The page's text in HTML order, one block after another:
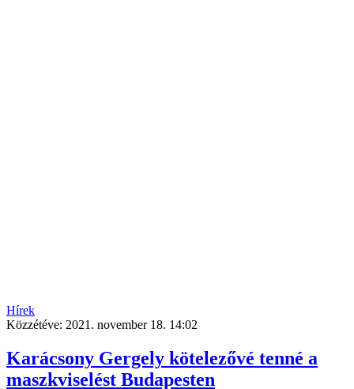
Hírek
Közzétéve: 2021. november 18. 14:02
Karácsony Gergely kötelezővé tenné a
maszkviselést Budapesten